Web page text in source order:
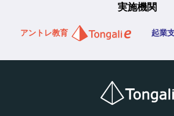
実施機関
アントレ教育 起業